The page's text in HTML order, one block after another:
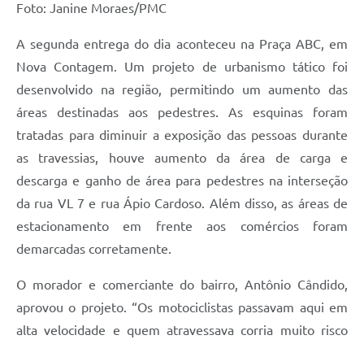
Foto: Janine Moraes/PMC
A segunda entrega do dia aconteceu na Praça ABC, em
Nova Contagem. Um projeto de urbanismo tático foi
desenvolvido na região, permitindo um aumento das
áreas destinadas aos pedestres. As esquinas foram
tratadas para diminuir a exposição das pessoas durante
as travessias, houve aumento da área de carga e
descarga e ganho de área para pedestres na interseção
da rua VL 7 e rua Ápio Cardoso. Além disso, as áreas de
estacionamento em frente aos comércios foram
demarcadas corretamente.
O morador e comerciante do bairro, Antônio Cândido,
aprovou o projeto. “Os motociclistas passavam aqui em
alta velocidade e quem atravessava corria muito risco